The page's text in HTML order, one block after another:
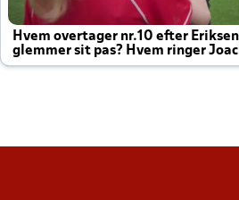
Hvem overtager nr.10 efter
glemmer sit pas? Hvem ringer
altid til efter kampe?